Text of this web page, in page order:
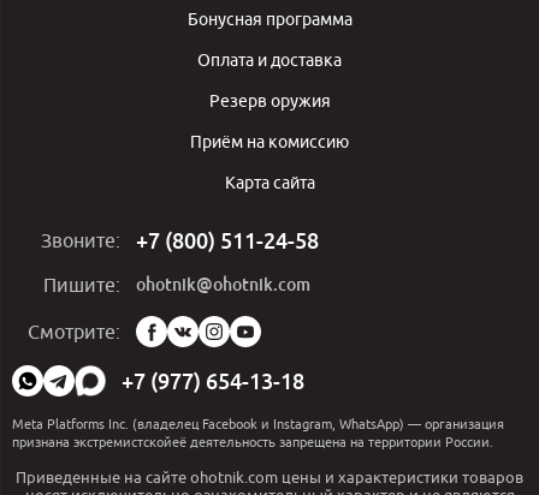
Бонусная программа
Оплата и доставка
Резерв оружия
Приём на комиссию
Карта сайта
Звоните: +7 (800) 511-24-58
Пишите: ohotnik@ohotnik.com
Смотрите:
Мы
в
социальных
сетях:
+7 (977) 654-13-18
Meta Platforms Inc. (владелец Facebook и Instagram, WhatsApp) — организация
признана экстремистскойеё деятельность запрещена на территории России.
Приведенные на сайте ohotnik.com цены и характеристики товаров